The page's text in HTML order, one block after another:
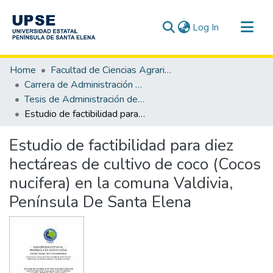
Log In (current)
Communities & Collections
All of DSpace
Statistics
Home
Facultad de Ciencias Agrarias
Carrera de Administración de Empresas Agropecuarias y Agronegocios
Tesis de Administración de Empresas Agropecuarias y Agronegocios
Estudio de factibilidad para diez hectáreas de cultivo de coco (Cocos nucifera) en la comuna Valdivia, Península De Santa Elena
Estudio de factibilidad para diez
hectáreas de cultivo de coco (Cocos
nucifera) en la comuna Valdivia,
Península De Santa Elena